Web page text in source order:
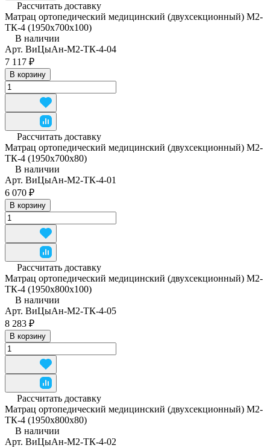
Рассчитать доставку
Матрац ортопедический медицинский (двухсекционный) М2-
ТК-4 (1950x700x100)
В наличии
Арт. ВиЦыАн-М2-ТК-4-04
7 117 ₽
В корзину
Рассчитать доставку
Матрац ортопедический медицинский (двухсекционный) М2-
ТК-4 (1950x700x80)
В наличии
Арт. ВиЦыАн-М2-ТК-4-01
6 070 ₽
В корзину
Рассчитать доставку
Матрац ортопедический медицинский (двухсекционный) М2-
ТК-4 (1950x800x100)
В наличии
Арт. ВиЦыАн-М2-ТК-4-05
8 283 ₽
В корзину
Рассчитать доставку
Матрац ортопедический медицинский (двухсекционный) М2-
ТК-4 (1950x800x80)
В наличии
Арт. ВиЦыАн-М2-ТК-4-02